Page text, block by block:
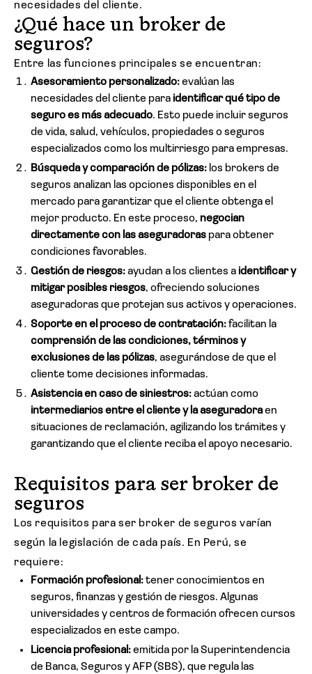
necesidades del cliente.
¿Qué hace un broker de
seguros?
Entre las funciones principales se encuentran:
Asesoramiento personalizado:evalúan las
necesidades del cliente para identificar qué tipo de
seguro es más adecuado. Esto puede incluir seguros
de vida, salud, vehículos, propiedades o seguros
especializados como los multirriesgo para empresas.
Búsqueda y comparación de pólizas: los brokers de
seguros analizan las opciones disponibles en el
mercado para garantizar que el cliente obtenga el
mejor producto. En este proceso, negocian
directamente con las aseguradoras para obtener
condiciones favorables.
Gestión de riesgos:ayudan a los clientes a identificar y
mitigar posibles riesgos, ofreciendo soluciones
aseguradoras que protejan sus activos y operaciones.
Soporte en el proceso de contratación:facilitan la
comprensión de las condiciones, términos y
exclusiones de las pólizas, asegurándose de que el
cliente tome decisiones informadas.
Asistencia en caso de siniestros:actúan como
intermediarios entre el cliente y la aseguradoraen
situaciones de reclamación, agilizando los trámites y
garantizando que el cliente reciba el apoyo necesario.
Requisitos para ser broker de
seguros
Los requisitos para ser broker de seguros varían
según la legislación de cada país. En Perú, se
requiere:
Formación profesional:tener conocimientos en
seguros, finanzas y gestión de riesgos. Algunas
universidades y centros de formación ofrecen cursos
especializados en este campo.
Licencia profesional:emitida por la Superintendencia
de Banca, Seguros y AFP (SBS), que regula las